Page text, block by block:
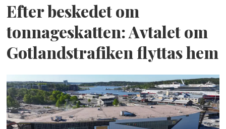
Efter beskedet om
tonnageskatten: Avtalet om
Gotlandstrafiken flyttas hem